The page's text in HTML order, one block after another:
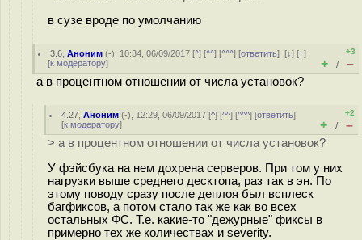
в сузе вроде по умолчанию
3.6 ,Аноним (-), 10:34, 06/09/2017 [^] [^^] [^^^] [ответить][↓] [↑]
[к модератору]
+3
+ / –
а в процентном отношении от числа установок?
4.27 ,Аноним (-), 12:29, 06/09/2017 [^] [^^] [^^^] [ответить]
[к модератору]
+2
+ / –
> а в процентном отношении от числа установок?
У фэйсбука на нем дохрена серверов. При том у них
нагрузки выше среднего десктопа, раз так в эн. По
этому поводу сразу после деплоя был всплеск
багфиксов, а потом стало так же как во всех
остальных ФС. Т.е. какие-то "дежурные" фиксы в
примерно тех же количествах и severity.